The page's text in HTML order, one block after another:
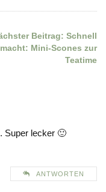
Beitrag: Schnell
Mini-Scones zur
Teatime
Super lecker 🙂
ANTWORTEN